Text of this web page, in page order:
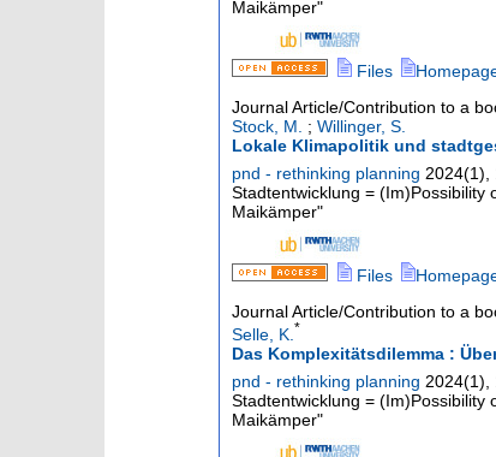
Maikämper"
Files
Journal Article/Contribution to a
Stock, M.
; Willinger, S.
Lokale Klimapolitik und
pnd - rethinking planning 2024(1),
Stadtentwicklung =
Maikämper"
Files
Journal Article/Contribution to a
Selle, K.*
Das Komplexitätsdilemma :
pnd - rethinking planning 2024(1),
Stadtentwicklung =
Maikämper"